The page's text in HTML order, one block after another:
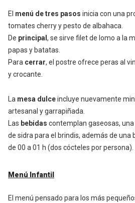
El menú de tres pasos inicia con una
tomates cherry y pesto de albahaca.
De principal , se sirve filet de lomo a la
papas y batatas.
Para cerrar, el postre ofrece peras al
y crocante.
La mesa dulceincluye nuevamente
artesanal y garrapiñada.
Las bebidas contemplan gaseosas,
de sidra para el brindis, además de
de 00 a 01 h (dos cócteles por persona).
Menú Infantil
El menú pensado para los más